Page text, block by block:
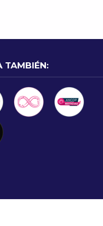
TAMBIÉN:
DE COOKIES